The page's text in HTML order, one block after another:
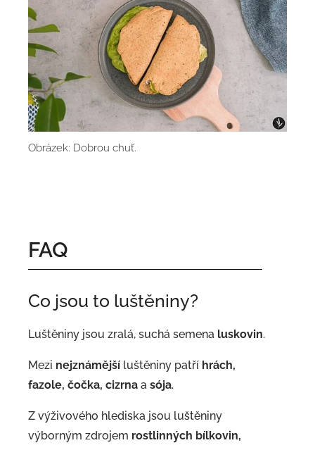
Obrázek: Dobrou chuť.
FAQ
Co jsou to luštěniny?
Luštěniny jsou zralá, suchá semena luskovin.
Mezi nejznámější luštěniny patří hrách,
fazole, čočka, cizrna a sója.
Z výživového hlediska jsou luštěniny
výborným zdrojem rostlinných bílkovin,